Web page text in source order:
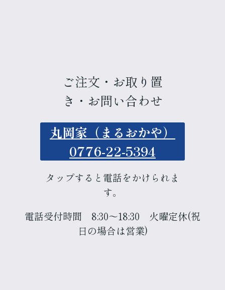
ご注文・お取り置
き・お問い合わせ
丸岡家（まるおかや）
0776-22-5394
タップすると電話をかけられま
す。
電話受付時間 8:30～18:30 火曜定休(祝
日の場合は営業)